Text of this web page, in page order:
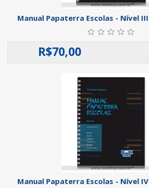
Manual Papaterra Escolas - Nível III
R$70,00
Manual Papaterra Escolas - Nível IV